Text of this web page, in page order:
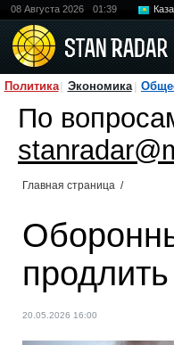
08 Августа 2026 01:39
Политика Экономика
По
Главная страница /
20.05.2026 16:00